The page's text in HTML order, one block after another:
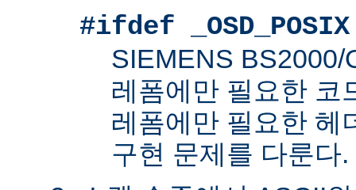
#ifdef _OSD_POSIX
SIEMENS BS2000/
레폼에만 필요한 코
레폼에만 필요한 헤
구현 문제를 다룬다.